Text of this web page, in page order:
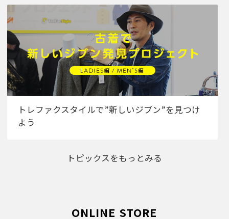
トレファクスタイルで”新しいジブン”を見つけ
よう
トピックスをもっとみる
ONLINE STORE